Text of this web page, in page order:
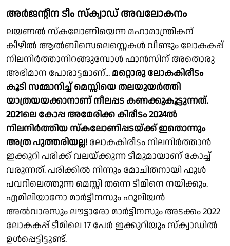
അർജൻ്റീന ടീം സ്ക്വാഡ് അവലോകനം
ലയണൽ സ്കലോണിയെന്ന മഹാമാന്ത്രികന്
കീഴിൽ ആൽബിസെലെസ്റ്റെകൾ വീണ്ടും ലോകകപ്പ്
നിലനിർത്താനിറങ്ങുമ്പോൾ ഫാൻസിന് അതൊരു
അഭിമാന പോരാട്ടമാണ്... മറ്റൊരു ലോകകിരീടം
കൂടി സമ്മാനിച്ച് മെസ്സിയെ തലയുയർത്തി
യാത്രയയക്കാനാണ് നീലപ്പട കണക്കുകൂട്ടുന്നത്.
2021ലെ കോപ്പ അമേരിക്ക കിരീടം 2024ൽ
നിലനിർത്തിയ സ്കലോണിപ്പടയ്ക്ക് ഇതൊന്നും
അത്ര പുത്തരിയല്ല! ലോകകിരീടം നിലനിർത്താൻ
ഇക്കുറി പരിക്ക് വലയ്ക്കുന്ന ടീമുമായാണ് കോച്ച്
വരുന്നത്. പരിക്കിൽ നിന്നും മോചിതനായി ഫുൾ
പവറിലെത്തുന്ന മെസ്സി തന്നെ ടീമിനെ നയിക്കും.
എമിലിയാനോ മാര്‍ട്ടീനസും ഹൂലിയന്‍
അല്‍വാരസും ലൗട്ടാരോ മാര്‍ട്ടിനസും അടക്കം 2022
ലോകകപ്പ് ടീമിലെ 17 പേര്‍ ഇക്കുറിയും സ്ക്വാഡിൽ
ഉള്‍പ്പെട്ടിട്ടുണ്ട്.